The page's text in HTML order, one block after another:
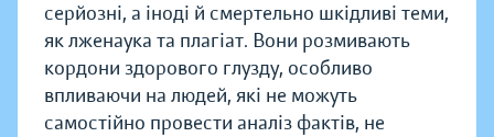
серйозні, а іноді й смертельно шкідливі теми,
як лженаука та плагіат. Вони розмивають
кордони здорового глузду, особливо
впливаючи на людей, які не можуть
самостійно провести аналіз фактів, не